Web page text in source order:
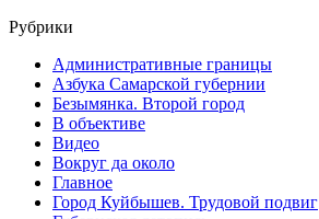
Рубрики
Административные границы
Азбука Самарской губернии
Безымянка. Второй город
В объективе
Видео
Вокруг да около
Главное
Город Куйбышев. Трудовой подвиг